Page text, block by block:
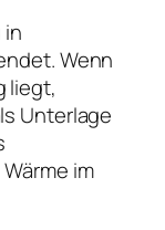
in
Wenn
liegt,
Unterlage
im